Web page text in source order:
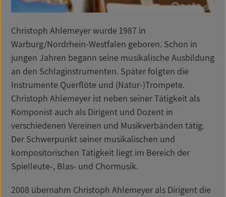
Christoph Ahlemeyer wurde 1987 in
Warburg/Nordrhein-Westfalen geboren. Schon in
jungen Jahren begann seine musikalische Ausbildung
an den Schlaginstrumenten. Später folgten die
Instrumente Querflöte und (Natur-)Trompete.
Christoph Ahlemeyer ist neben seiner Tätigkeit als
Komponist auch als Dirigent und Dozent in
verschiedenen Vereinen und Musikverbänden tätig.
Der Schwerpunkt seiner musikalischen und
kompositorischen Tätigkeit liegt im Bereich der
Spielleute-, Blas- und Chormusik.
2008 übernahm Christoph Ahlemeyer als Dirigent die